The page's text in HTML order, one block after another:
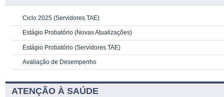
Ciclo 2025 (Servidores TAE)
Estágio Probatório (Novas Atualizações)
Estágio Probatório (Servidores TAE)
Avaliação de Desempenho
ATENÇÃO À SAÚDE